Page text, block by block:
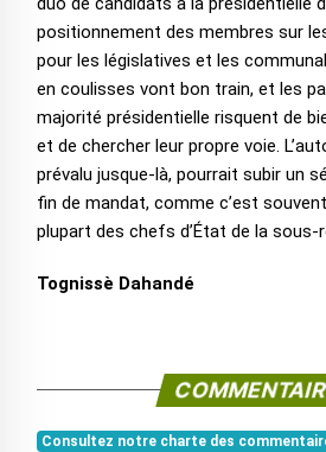
positionnement des membres sur
pour les législatives et les
en coulisses vont bon train, et les
majorité présidentielle risquent de
et de chercher leur propre voie.
prévalu jusque-là, pourrait subir un
fin de mandat, comme c’est
plupart des chefs d’État de la sous-
Tognissè Dahandé
Consultez notre charte des